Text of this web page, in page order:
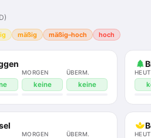
mäßig mäßig–hoch hoch
MORGEN
keine
ÜBERM.
keine
MORGEN ÜBERM.